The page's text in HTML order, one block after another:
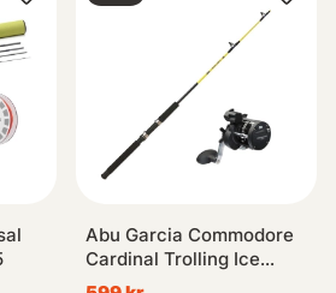
Abu Garcia Commodore
Cardinal Trolling Ice
Fishing Combo